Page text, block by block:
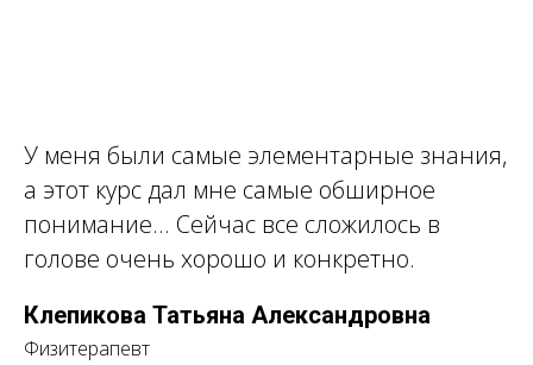
У меня были самые элементарные знания,
а этот курс дал мне самые обширное
понимание... Сейчас все сложилось в
голове очень хорошо и конкретно.
Клепикова Татьяна Александровна
Физитерапевт